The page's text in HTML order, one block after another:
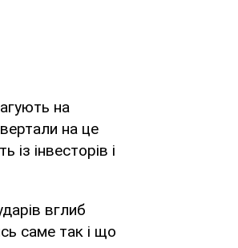
на
на це
із інвесторів і
вглиб
саме так і що